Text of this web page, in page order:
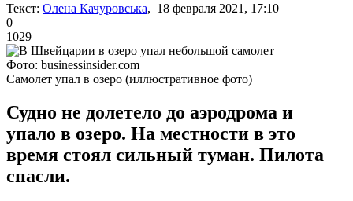
Текст: Олена Качуровська, 18 февраля 2021, 17:10
0
1029
Фото: businessinsider.com
Самолет упал в озеро (иллюстративное фото)
Судно не долетело до аэродрома и
упало в озеро. На местности в это
время стоял сильный туман. Пилота
спасли.